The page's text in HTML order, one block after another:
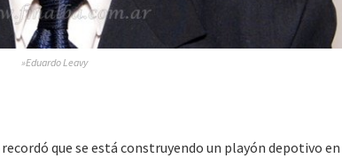
»Eduardo Leavy
recordó que se está construyendo un playón depotivo en